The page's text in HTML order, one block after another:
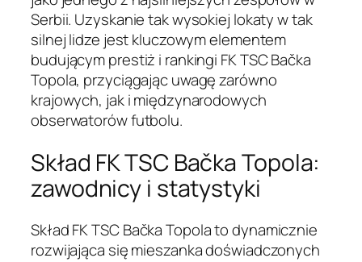
Serbii. Uzyskanie tak wysokiej lokaty w tak
silnej lidze jest kluczowym elementem
budującym prestiż i rankingi FK TSC Bačka
Topola, przyciągając uwagę zarówno
krajowych, jak i międzynarodowych
obserwatorów futbolu.
Skład FK TSC Bačka Topola:
zawodnicy i statystyki
Skład FK TSC Bačka Topola to dynamicznie
rozwijająca się mieszanka doświadczonych